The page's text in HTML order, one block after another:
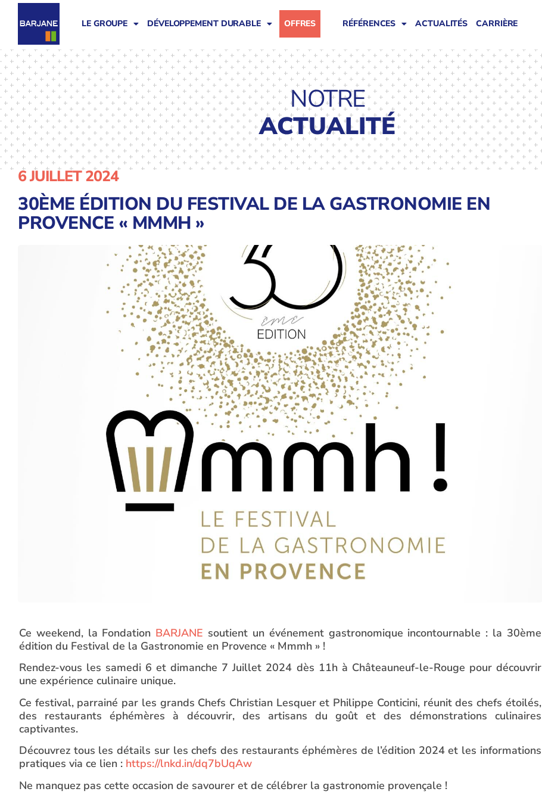
LE GROUPE DÉVELOPPEMENT DURABLE OFFRES RÉFÉRENCES ACTUALITÉS CARRIÈRE
NOTRE
ACTUALITÉ
6 JUILLET 2024
30ÈME ÉDITION DU FESTIVAL DE LA GASTRONOMIE EN
PROVENCE « MMMH »
Ce weekend, la Fondation BARJANE soutient un événement gastronomique incontournable : la 30ème
édition du Festival de la Gastronomie en Provence « Mmmh » !
Rendez-vous les samedi 6 et dimanche 7 Juillet 2024 dès 11h à Châteauneuf-le-Rouge pour découvrir
une expérience culinaire unique.
Ce festival, parrainé par les grands Chefs Christian Lesquer et Philippe Conticini, réunit des chefs étoilés,
des restaurants éphémères à découvrir, des artisans du goût et des démonstrations culinaires
captivantes.
Découvrez tous les détails sur les chefs des restaurants éphémères de l’édition 2024 et les informations
pratiques via ce lien : https://lnkd.in/dq7bUqAw
Ne manquez pas cette occasion de savourer et de célébrer la gastronomie provençale !